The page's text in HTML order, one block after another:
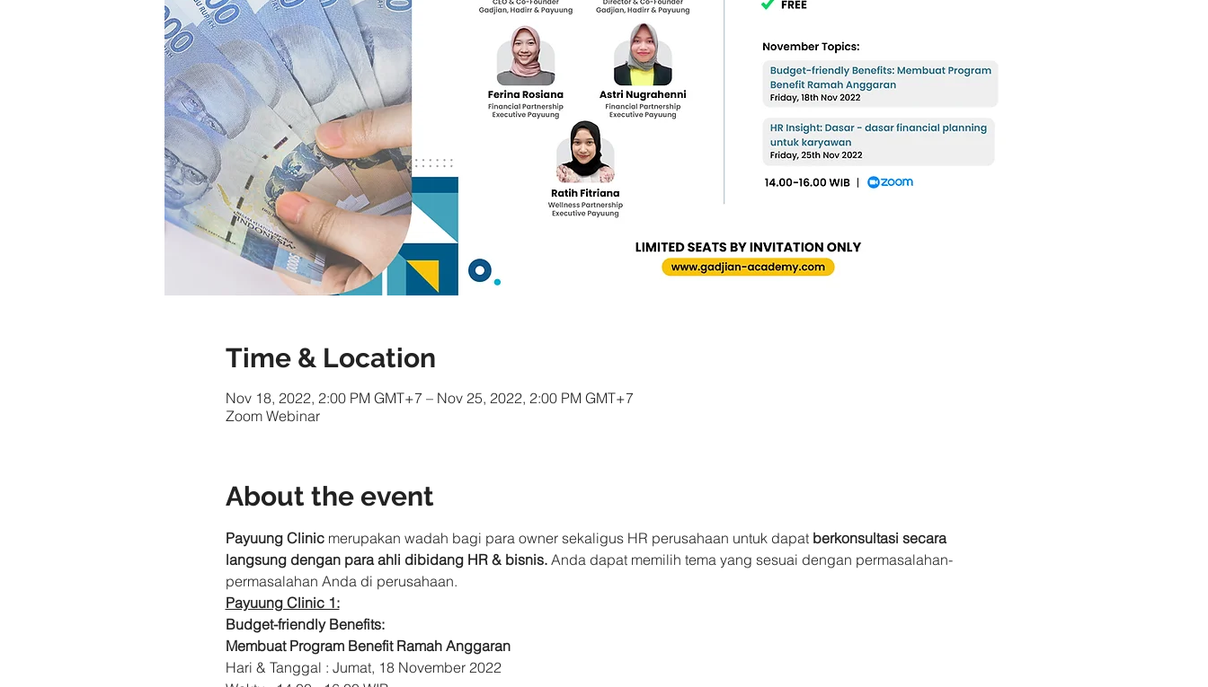
Time & Location
Nov 18, 2022, 2:00 PM GMT+7 – Nov 25, 2022, 2:00 PM GMT+7
Zoom Webinar
About the event
Payuung Clinic merupakan wadah bagi para owner sekaligus HR perusahaan untuk dapat berkonsultasi secara
langsung dengan para ahli dibidang HR & bisnis. Anda dapat memilih tema yang sesuai dengan permasalahan-
permasalahan Anda di perusahaan.
Payuung Clinic 1:
Budget-friendly Benefits:
Membuat Program Benefit Ramah Anggaran
Hari & Tanggal : Jumat, 18 November 2022